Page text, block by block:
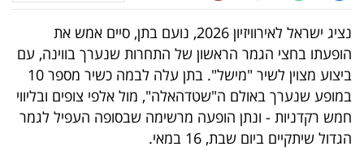
טלוויזיה
עסקי
ספורט
קריירה
ולימודים
נציג ישראל לאירוויזיון 2026, נועם בתן, סיים אמש את
הופעתו בחצי הגמר הראשון של התחרות שנערך בווינה, עם
ביצוע מצוין לשיר "מישל". בתן עלה לבמה כשיר מספר 10
במופע שנערך באולם ה"שטדהאלה", מול אלפי צופים ובליווי
חמש רקדניות - ונתן הופעה מרשימה שבסופה העפיל לגמר
הגדול שיתקיים ביום שבת, 16 במאי.